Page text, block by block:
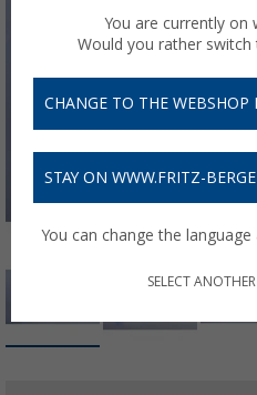
You are currently on
Would you rather switch
CHANGE TO THE WEBSHOP
STAY ON WWW.FRITZ-
You can change the
SELECT